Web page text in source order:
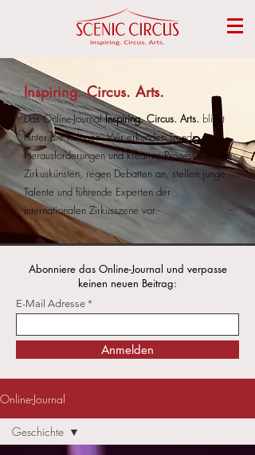
Inspiring. Circus. Arts.
Das Online-JournalInspiring. Circus. Arts. blickt
hinter die Kulissen. Wir erkunden Trends,
Herausforderungen und kreative Prozesse in den
Zirkuskünsten, regen Debatten an, stellen junge
Talente und führende Experten der
internationalen Zirkusszene vor.
Abonniere das Online-Journal und verpasse
keinen neuen Beitrag:
E-Mail Adresse
Anmelden
Online-Journal
Geschichte